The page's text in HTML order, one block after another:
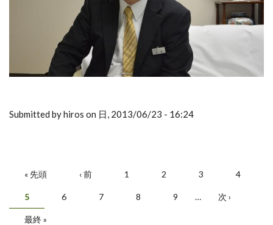
Submitted by hiros on 日, 2013/06/23 - 16:24
ページ
« 先頭 ‹ 前 1 2 3 4
5 6 7 8 9 … 次 ›
最終 »